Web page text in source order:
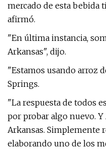
mercado de esta bebida
afirmó.
"En última instancia,
Arkansas", dijo.
"Estamos usando arroz
Springs.
"La respuesta de todos
por probar algo nuevo.
Arkansas. Simplemente
elaborando uno de los